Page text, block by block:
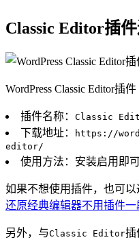
Classic Editor插
WordPress Classic Editor插件
插件名称： Classic
下载地址：
https://
editor/
使用方法：安装启用即
如果不想使用插件，也可以
还原经典编辑器不用插件
另外，与Classic Editor插